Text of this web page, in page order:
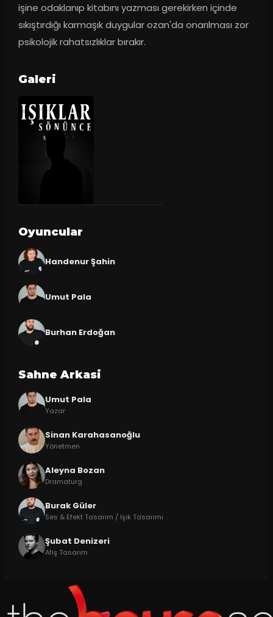
işine odaklanıp kitabını yazması gerekirken içinde
sıkıştırdığı karmaşık duygular ozan'da onarılması zor
psikolojik rahatsızlıklar bırakır.
Galeri
Oyuncular
Handenur Şahin
Umut Pala
Burhan Erdoğan
Sahne Arkasi
Umut Pala
Yazar
Sinan Karahasanoğlu
Yönetmen
Aleyna Bozan
Dramaturg
Burak Güler
Ses & Efekt Tasarım / Işık Tasarımı
Şubat Denizeri
Afiş Tasarım